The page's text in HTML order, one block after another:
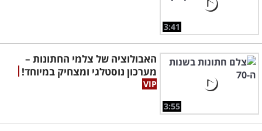
3:41
3:55
האבולוציה של צלמי החתונות –
מערכון נוסטלגי ומצחיק במיוחד!